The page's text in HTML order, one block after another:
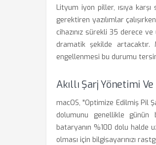
Lityum iyon piller, ısıya
gerektiren yazılımlar
cihazınız sürekli 35 derece ve
dramatik şekilde artacaktır.
engellenmesi bu durumu
Akıllı Şarj Yönetimi
macOS, "Optimize Edilmiş Pil
dolumunu genellikle günün
bataryanın %100 dolu halde
olması için bilgisayarınızı